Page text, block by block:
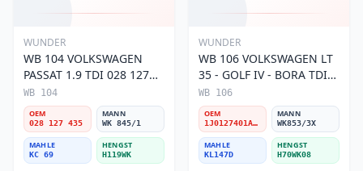
WUNDER
WB 104 VOLKSWAGEN
PASSAT 1.9 TDI 028 127
435 Yakıt/Mazot Filtresi
WB 104
OEM
028 127 435
MANN
WK 845/1
MAHLE
KC 69
HENGST
H119WK
WUNDER
WB 106 VOLKSWAGEN LT
35 - GOLF IV - BORA TDI
1J0 127 401 Yakıt/Mazot
Filtresi
WB 106
OEM
1J0127401A/2D0127399/1J0127399A
MANN
WK853/3X
MAHLE
KL147D
HENGST
H70WK08